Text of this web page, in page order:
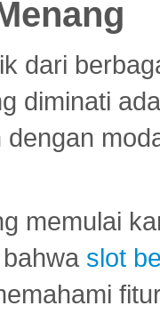
dari
diminati
memulai
slot